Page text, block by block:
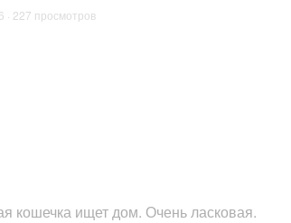
· 227 просмотров
кошечка ищет дом. Очень ласковая.